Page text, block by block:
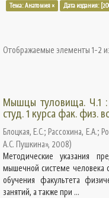
Тема: Анатомия ×
Дата издания:
Отображаемые элементы 1-2
Мышцы туловища. Ч.1 :
студ. 1 курса фак. физ.
Блоцкая, Е.С.; Рассохина, Е.А.;
А.С. Пушкина», 2008)
Методические указания
мышечной системе человека
обучения факультета
занятий, а также при ...